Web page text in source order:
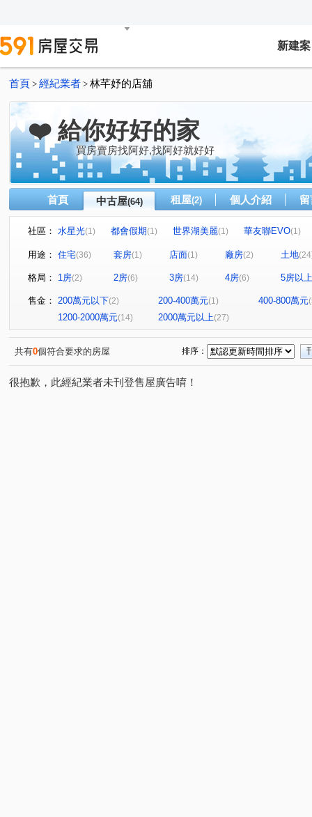
新建案
首頁 > 經紀業者 > 林芊妤的店舖
❤️ 給你好好的家
買房賣房找阿好,找阿好就好好
首頁 中古屋(64) 租屋(2) 個人介紹
社區： 水星光(1) 都會假期(1) 世界湖美麗(1) 華友聯EVO(1)
陶喜LiHo5 西門大院 皇家貴賓大廈
日東昇詠美
大道新城第十區(1) 世界成功大廈 遠雄安南町 (1)
晉
龍傳人大樓(1) 鴻華喜悅(1) 仁和新世界 太子新文化
東方紐約大廈(1) 東潤段(1) 西庄(1)
民安路二段(1) 上茄苳(1) 中正路三段(1) 健康三街(1)
光復路(1) 萬年七街 (1) 文賢路(1) 港口 (1)
媽祖廟段(1) 西門路四段(1) 檨林(1) 臨安路二段(1)
龍國街(1) 開山路(1) 正興街 (1)
用途： 住宅(36) 套房(1) 店面(1) 廠房(2) 土地
格局： 1房(2) 2房(6) 3房(14) 4房(6) 5房以上
售金： 200萬元以下(2) 200-400萬元(1) 400-800萬元
1200-2000萬元(14) 2000萬元以上(27)
共有0個符合要求的房屋 排序：
很抱歉，此經紀業者未刊登售屋廣告唷！